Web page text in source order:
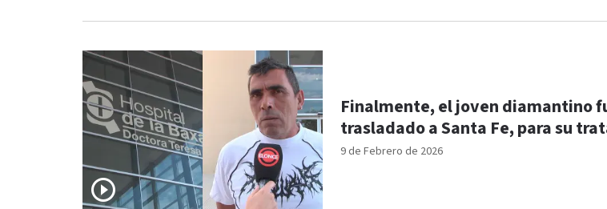
9 de Febrero de 2026
Finalmente, el joven diamantino
trasladado a Santa Fe, para su